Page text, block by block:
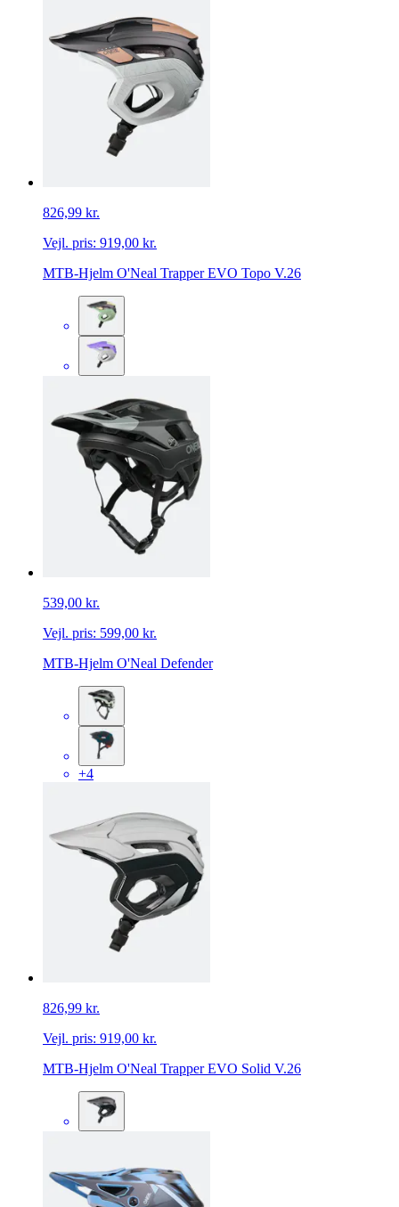
826,99 kr.
Vejl. pris: 919,00 kr.
MTB-Hjelm O'Neal Trapper EVO Topo V.26
539,00 kr.
Vejl. pris: 599,00 kr.
MTB-Hjelm O'Neal Defender
+4
826,99 kr.
Vejl. pris: 919,00 kr.
MTB-Hjelm O'Neal Trapper EVO Solid V.26